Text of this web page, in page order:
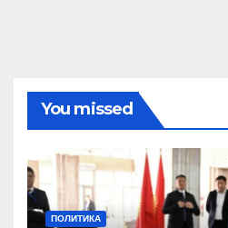
You missed
ПОЛИТИКА